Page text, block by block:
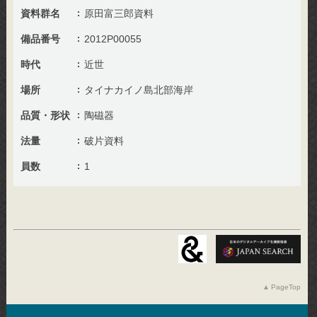
資料群名 原田富三郎資料
備品番号 2012P00055
時代 近世
場所 タイナカイノ島北部海岸
品質・形状 陶磁器
法量 破片資料
員数 1
PageTop